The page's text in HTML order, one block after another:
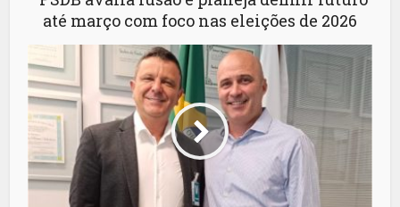
até março com foco nas eleições de 2026